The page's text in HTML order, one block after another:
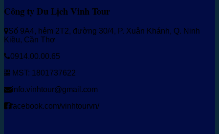
Công ty Du Lịch Vinh Tour
Số 9A4, hẻm 2T2, đường 30/4, P. Xuân Khánh, Q. Ninh
Kiều, Cần Thơ
0914.00.00.65
MST: 1801737622
info.vinhtour@gmail.com
facebook.com/vinhtourvn/